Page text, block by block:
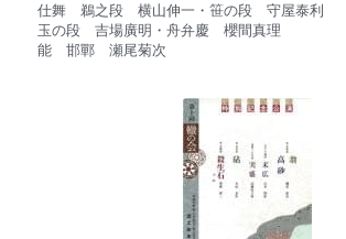
仕舞　鵜之段　横山伸一・笹の段　守屋泰利
玉の段　吉場廣明・舟弁慶　櫻間真理
能　邯鄲　瀬尾菊次